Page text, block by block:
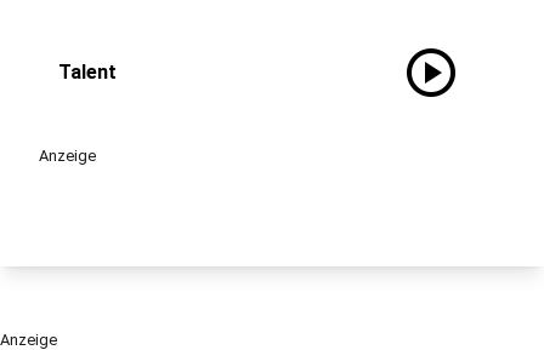
Talent play_circle
Anzeige
Anzeige